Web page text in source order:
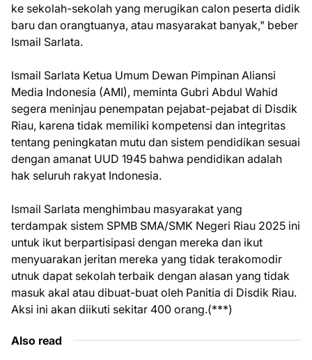
ke sekolah-sekolah yang merugikan calon peserta didik
baru dan orangtuanya, atau masyarakat banyak," beber
Ismail Sarlata.
Ismail Sarlata Ketua Umum Dewan Pimpinan Aliansi
Media Indonesia (AMI), meminta Gubri Abdul Wahid
segera meninjau penempatan pejabat-pejabat di Disdik
Riau, karena tidak memiliki kompetensi dan integritas
tentang peningkatan mutu dan sistem pendidikan sesuai
dengan amanat UUD 1945 bahwa pendidikan adalah
hak seluruh rakyat Indonesia.
Ismail Sarlata menghimbau masyarakat yang
terdampak sistem SPMB SMA/SMK Negeri Riau 2025 ini
untuk ikut berpartisipasi dengan mereka dan ikut
menyuarakan jeritan mereka yang tidak terakomodir
utnuk dapat sekolah terbaik dengan alasan yang tidak
masuk akal atau dibuat-buat oleh Panitia di Disdik Riau.
Aksi ini akan diikuti sekitar 400 orang.(***)
Also read